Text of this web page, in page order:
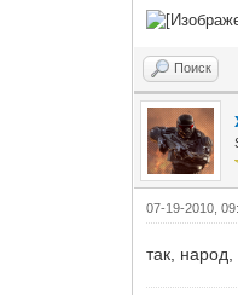
Поиск
07-19-2010,
так,